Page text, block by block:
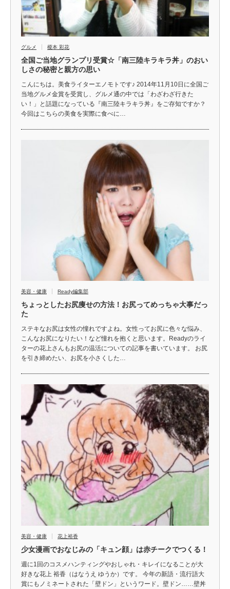
グルメ 榎本 彩花
全国ご当地グランプリ受賞☆「南三陸キラキラ丼」のおい
しさの秘密と親方の思い
こんにちは。美食ライターエノモトです♪ 2014年11月10日に全国ご
当地グルメ金賞を受賞し、グルメ通の中では「わざわざ行きた
い！」と話題になっている『南三陸キラキラ丼』をご存知ですか？
今回はこちらの美食を実際に食べに…
美容・健康 Ready編集部
ちょっとしたお尻痩せの方法！お尻ってめっちゃ大事だっ
た
ステキなお尻は女性の憧れですよね。女性ってお尻に色々な悩み、
こんなお尻になりたい！など憧れを抱くと思います。Readyのライ
ターの花上さんもお尻の温活についての記事を書いています。 お尻
を引き締めたい、お尻を小さくした…
美容・健康 花上裕香
少女漫画でおなじみの「キュン顔」は赤チークでつくる！
週に1回のコスメハンティングやおしゃれ・キレイになることが大
好きな花上 裕香（はなうえ ゆうか）です。 今年の新語・流行語大
賞にもノミネートされた「壁ドン」というワード。壁ドン……壁丼